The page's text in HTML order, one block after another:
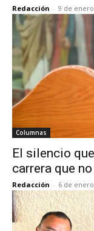
Redacción - 9 de
Columnas
El silencio
carrera que
Redacción - 6 de